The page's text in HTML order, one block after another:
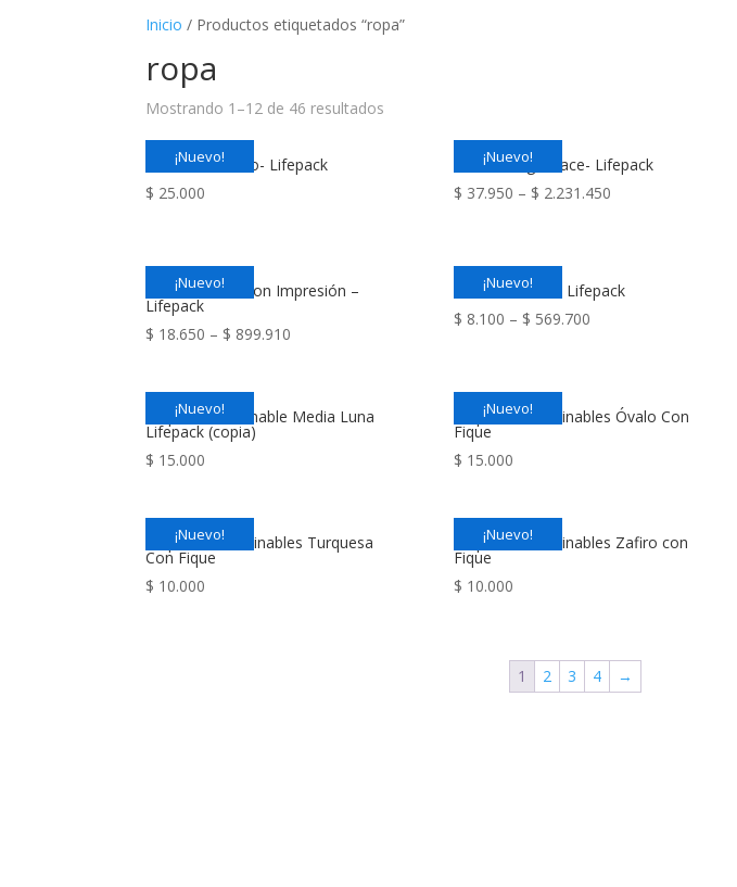
Inicio / Productos etiquetados “ropa”
ropa
Mostrando 1–12 de 46 resultados
¡Nuevo!
Retal de Relleno- Lifepack
$ 25.000
¡Nuevo!
Cartón Single Face- Lifepack
$ 37.950 – $ 2.231.450
¡Nuevo!
Cartón Flauta con Impresión –
Lifepack
$ 18.650 – $ 899.910
¡Nuevo!
Cartón Flauta – Lifepack
$ 8.100 – $ 569.700
¡Nuevo!
Etiqueta Germinable Media Luna
Lifepack (copia)
$ 15.000
¡Nuevo!
Etiquetas Germinables Óvalo Con
Fique
$ 15.000
¡Nuevo!
Etiquetas Germinables Turquesa
Con Fique
$ 10.000
¡Nuevo!
Etiquetas Germinables Zafiro con
Fique
$ 10.000
1 2 3 4 →